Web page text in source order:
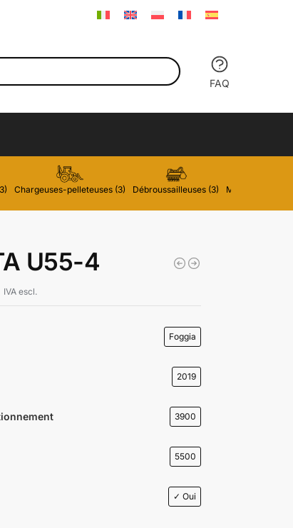
FAQ
Chargeuses-pelleteuses (3) Débroussailleuses (3) Mini-
U55-4
IVA escl.
Foggia
2019
3900
5500
✓ Oui